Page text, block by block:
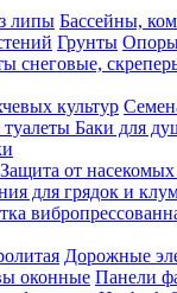
липы Бассейны,
Грунты Опоры
снеговые,
культур
Баки для
Защита от насекомых
для грядок и
Дорожные
оконные Панели